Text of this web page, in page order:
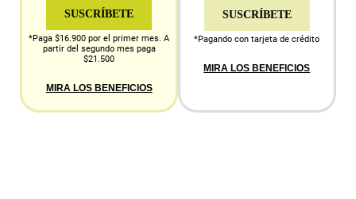
SUSCRÍBETE
*Paga $16.900 por el primer mes. A
partir del segundo mes paga
$21.500
MIRA LOS BENEFICIOS
SUSCRÍBETE
*Pagando con tarjeta de crédito
MIRA LOS BENEFICIOS